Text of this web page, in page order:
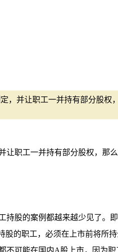
，并让职工一并持有部分股
职工一并持有部分股权，那
股的案例都越来越少见了。
的职工，必须在上市前将所